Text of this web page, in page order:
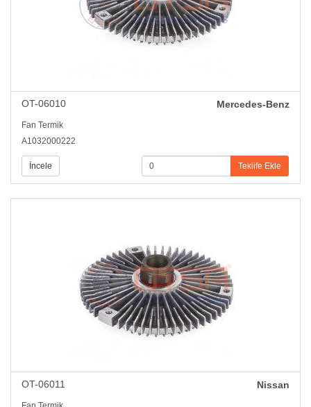
OT-06010 Mercedes-Benz
Fan Termik
A1032000222
İncele Teklife Ekle
OT-06011 Nissan